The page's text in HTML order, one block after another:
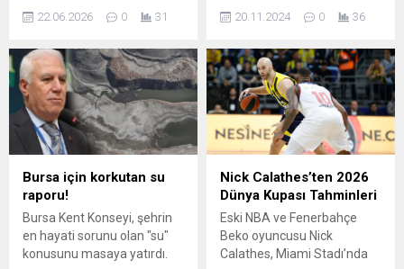
ilçelerinin Marmara
Denizi’ne olan kıyıları ile
kamplarda yapılan haziran
ayı birinci tur ölçümlerinde
24 plajın sonuçları açıklandı.
Analizlerde; 15 plaj “iyi”, 9
plaj ise “orta” kalite olarak
sınıflandırıldı.Bursa’da
etkisini sürdüren yüksek
sıcaklıklarla birlikte
sahillerdeki su kalitesine
ilişkin haziran ayının ilk...
22.06.2026 0 31
Belediye Başkanı Mustafa
Bozbey, Azerbaycan’ın
düzenlenen Birleşmiş
Milletler (BM) İklim
Değişikliği Konferansı
(COP29) kapsamında
gerçekleştirilen ‘İklim
Değişikliğine Önderlik Eden
Şehirler’ başlıklı toplantıya
katıldı. Birleşmiş Milletler
(BM) İklim Değişikliği
Konferansı (COP29),
Azerbaycan’ın başkenti
Bakü’de düzenleniyor. MBB
20.11.2024 0 36
Bursa için korkutan su
raporu!
Bursa Kent Konseyi, şehrin
en hayati sorunu olan "su"
konusunu masaya yatırdı.
Nick Calathes’ten 2026
Dünya Kupası Tahminleri
Eski NBA ve Fenerbahçe
Beko oyuncusu Nick
Calathes, Miami Stadı’nda